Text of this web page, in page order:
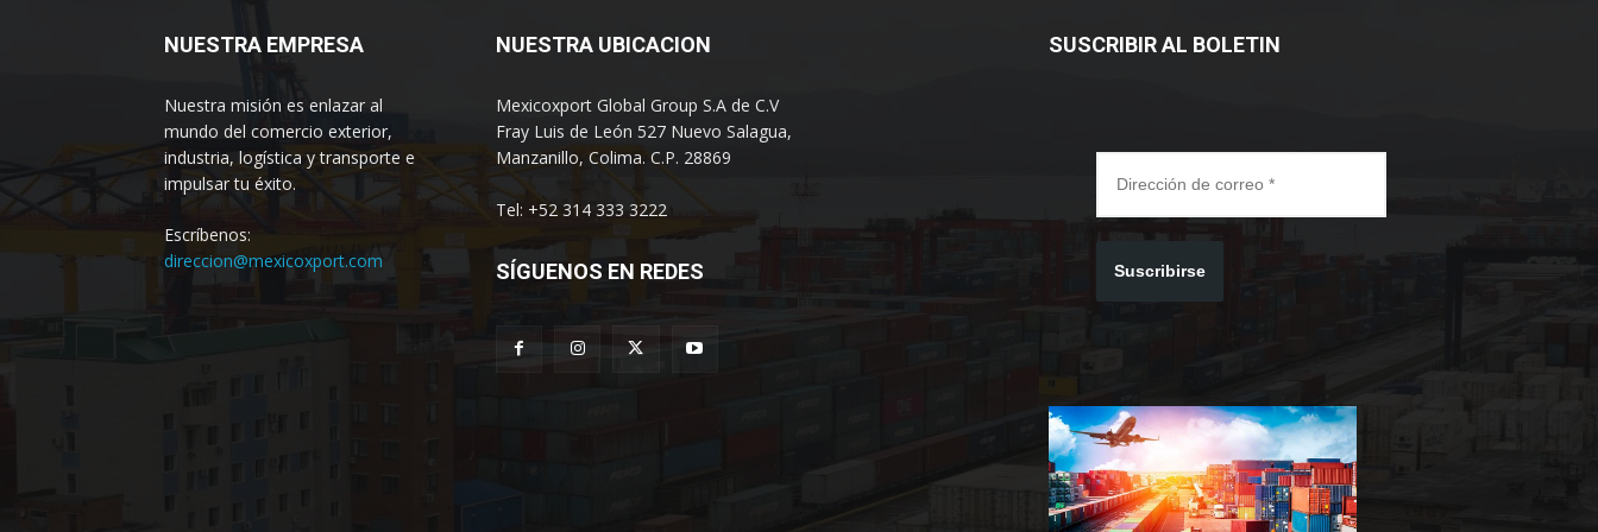
NUESTRA EMPRESA
Nuestra misión es enlazar al
mundo del comercio exterior,
industria, logística y transporte e
impulsar tu éxito.
Escríbenos:
direccion@mexicoxport.com
NUESTRA UBICACION
Mexicoxport Global Group S.A de C.V
Fray Luis de León 527 Nuevo Salagua,
Manzanillo, Colima. C.P. 28869
Tel: +52 314 333 3222
SÍGUENOS EN REDES
SUSCRIBIR AL BOLETIN
Suscribirse